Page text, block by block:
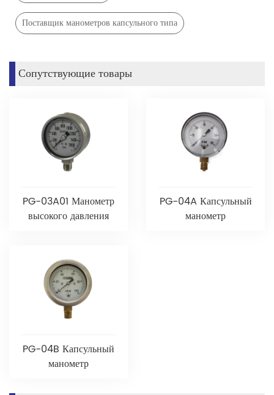
Поставщик манометров капсульного типа
Сопутствующие товары
PG-03A01 Манометр
высокого давления
PG-04A Капсульный
манометр
PG-04B Капсульный
манометр